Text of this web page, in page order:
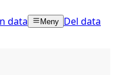
data Meny Del data